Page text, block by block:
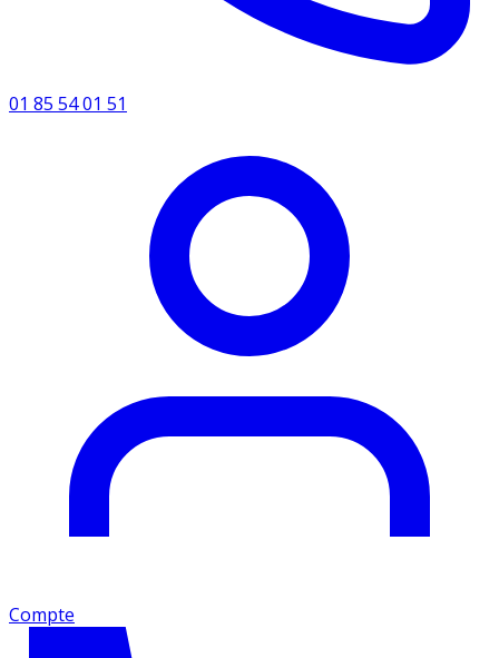
01 85 54 01 51
Compte